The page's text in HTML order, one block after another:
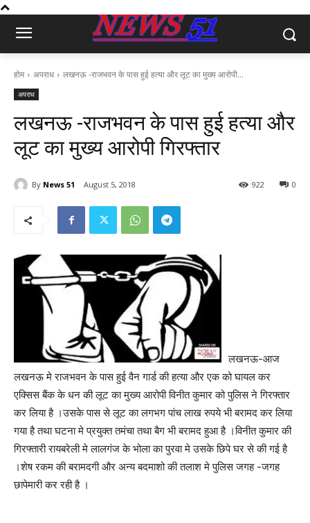
होम अपराध लखनऊ -राजभवन के पास हुई हत्या और लूट का मुख्य आरोपी...
अपराध
लखनऊ -राजभवन के पास हुई हत्या और
लूट का मुख्य आरोपी गिरफ्तार
By News 51 August 5, 2018 0
922
लखनऊ-आज
लखनऊ मे राजभवन के पास हुई वैन गार्ड की हत्या और एक को घायल कर
एक्सिस बैंक के धन की लूट का मुख्य आरोपी विनीत कुमार को पुलिस ने गिरफ्तार
कर लिया है ।उसके पास से लूट का लगभग पांच लाख रुपये भी बरामद कर लिया
गया है तथा घटना मे प्रयुक्त तमंचा तथा बैग भी बरामद हुआ है ।विनीत कुमार की
गिरफ्तारी रायबरेली मे लालगंज के भोला का पुरवा मे उसके छिपे घर से की गई है
।शेष रकम की बरामदगी और अन्य बदमाशो की तलाश मे पुलिस जगह -जगह
छापेमारी कर रही है ।